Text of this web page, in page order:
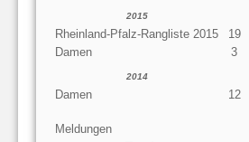
2015
Rheinland-Pfalz-Rangliste 2015 19
Damen
3
2014
Damen 12
Meldungen